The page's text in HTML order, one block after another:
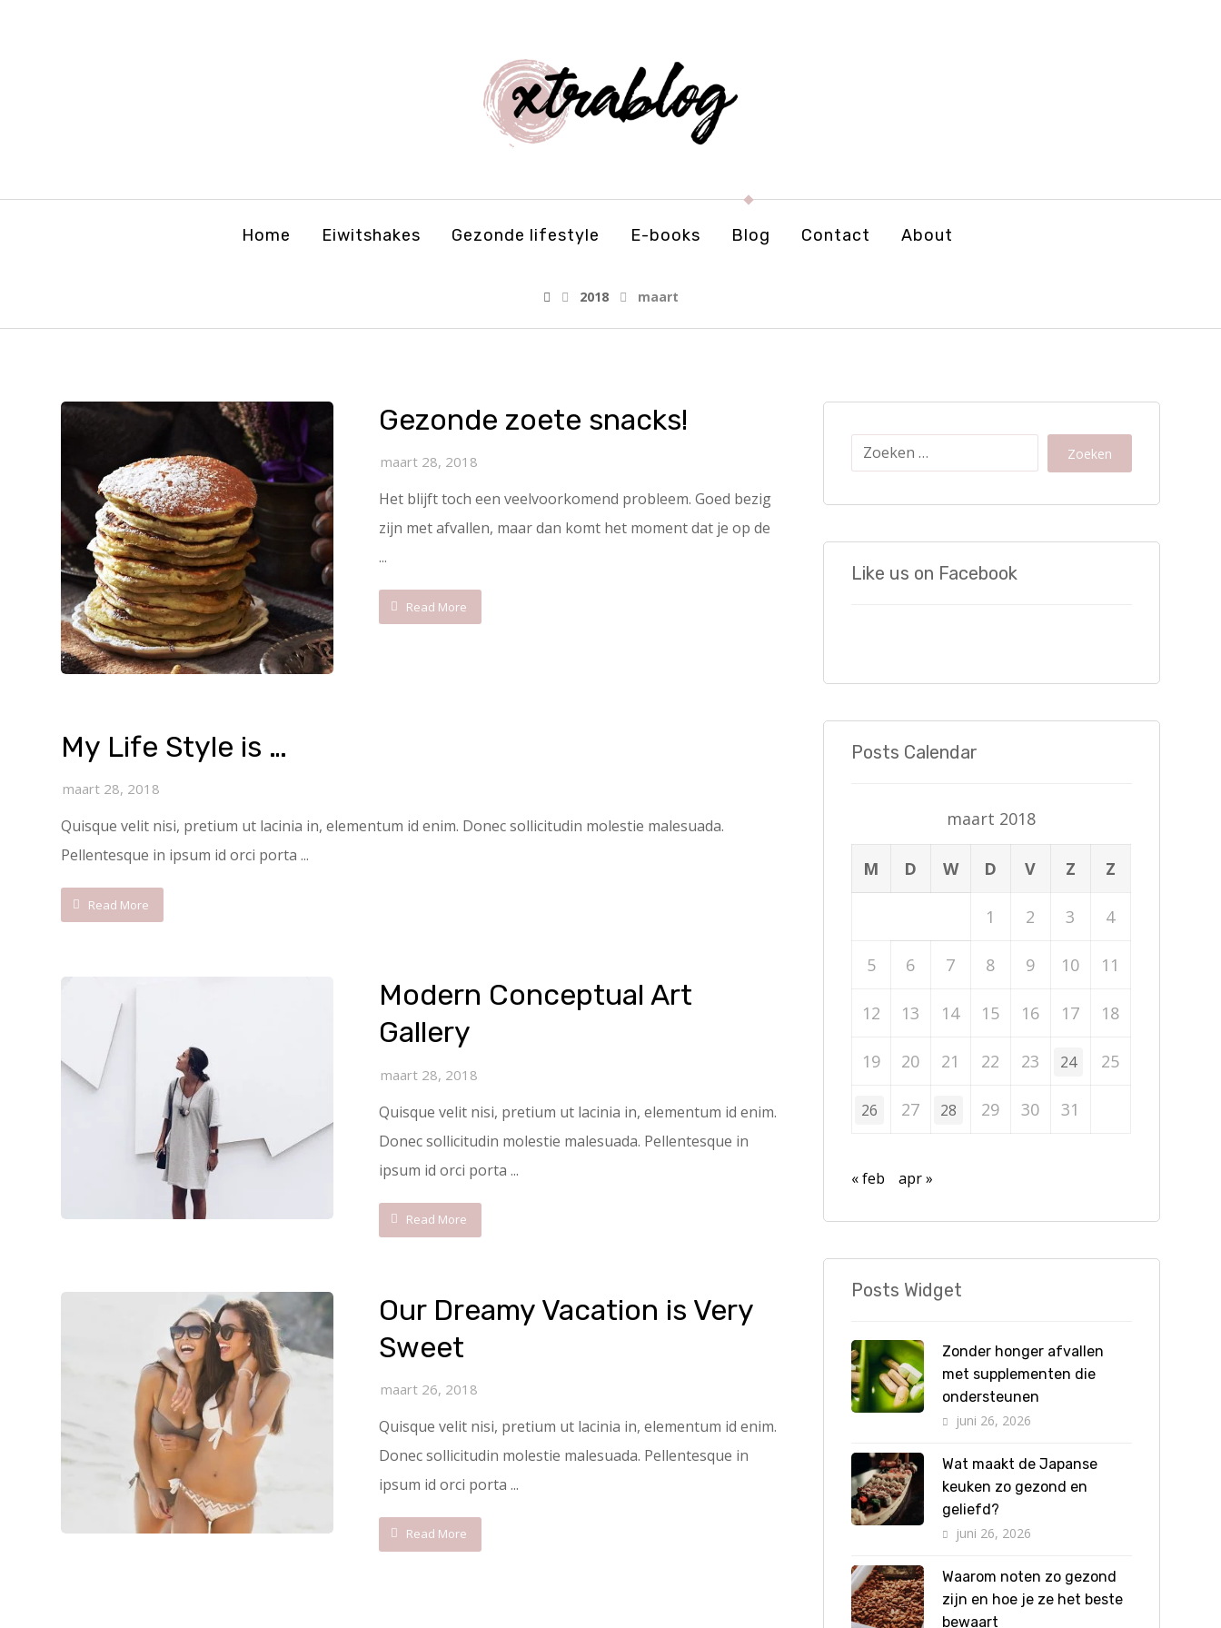
Home Eiwitshakes Gezonde lifestyle E-books Blog Contact About
2018 maart
Gezonde zoete snacks!
maart 28, 2018
Het blijft toch een veelvoorkomend probleem. Goed bezig
zijn met afvallen, maar dan komt het moment dat je op de
...
Read More
My Life Style is …
maart 28, 2018
Quisque velit nisi, pretium ut lacinia in, elementum id enim. Donec sollicitudin molestie malesuada.
Pellentesque in ipsum id orci porta ...
Read More
Modern Conceptual Art
Gallery
maart 28, 2018
Quisque velit nisi, pretium ut lacinia in, elementum id enim.
Donec sollicitudin molestie malesuada. Pellentesque in
ipsum id orci porta ...
Read More
Our Dreamy Vacation is Very
Sweet
maart 26, 2018
Quisque velit nisi, pretium ut lacinia in, elementum id enim.
Donec sollicitudin molestie malesuada. Pellentesque in
ipsum id orci porta ...
Read More
Zoeken
Like us on Facebook
Posts Calendar
maart 2018
M D W D V Z Z
1 2 3 4
5 6 7 8 9 10 11
12 13 14 15 16 17 18
19 20 21 22 23 24 25
26 27 28 29 30 31
« feb apr »
Posts Widget
Zonder honger afvallen
met supplementen die
ondersteunen
juni 26, 2026
Wat maakt de Japanse
keuken zo gezond en
geliefd?
juni 26, 2026
Waarom noten zo gezond
zijn en hoe je ze het beste
bewaart